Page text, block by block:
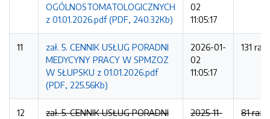
OGÓLNOSTOMATOLOGICZNYCH
z 01.01.2026.pdf (PDF, 240.32Kb)
02
11:05:17
11
zał. 5. CENNIK USŁUG PORADNI
MEDYCYNY PRACY W SPMZOZ
W SŁUPSKU z 01.01.2026.pdf
(PDF, 225.56Kb)
2026-01-
02
11:05:17
131
12
zał. 5. CENNIK USŁUG PORADNI
2025-11-
81 razy